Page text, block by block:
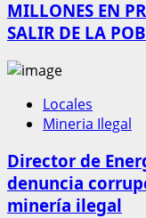
MILLONES EN
SALIR DE LA
Locales
Mineria Ilegal
Director de
denuncia
minería ilegal